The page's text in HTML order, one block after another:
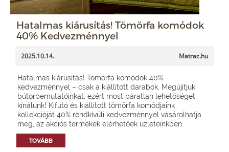
Hatalmas kiárusítás! Tömörfa komódok
40% Kedvezménnyel
2025.10.14. Matrac.hu
Hatalmas kiárusítás! Tömörfa komódok 40%
kedvezménnyel – csak a kiállított darabok. Megújítjuk
bútorbemutatóinkat, ezért most páratlan lehetőséget
kínálunk! Kifutó és kiállított tömörfa komódjaink
kollekcióját 40% rendkívüli kedvezménnyel vásárolhatja
meg, az akciós termékek elérhetőek üzleteinkben.
TOVÁBB